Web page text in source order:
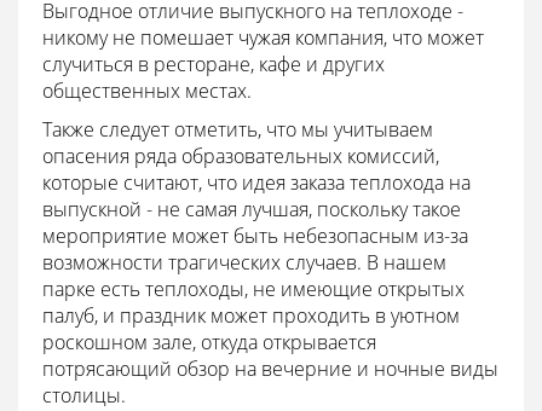
Выгодное отличие выпускного на теплоходе -
никому не помешает чужая компания, что может
случиться в ресторане, кафе и других
общественных местах.
Также следует отметить, что мы учитываем
опасения ряда образовательных комиссий,
которые считают, что идея заказа теплохода на
выпускной - не самая лучшая, поскольку такое
мероприятие может быть небезопасным из-за
возможности трагических случаев. В нашем
парке есть теплоходы, не имеющие открытых
палуб, и праздник может проходить в уютном
роскошном зале, откуда открывается
потрясающий обзор на вечерние и ночные виды
столицы.